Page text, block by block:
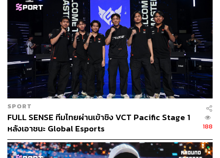
SPORT
FULL SENSE ทีมไทยผ่านเข้าชิง VCT Pacific Stage 1
หลังเอาชนะ Global Esports
188